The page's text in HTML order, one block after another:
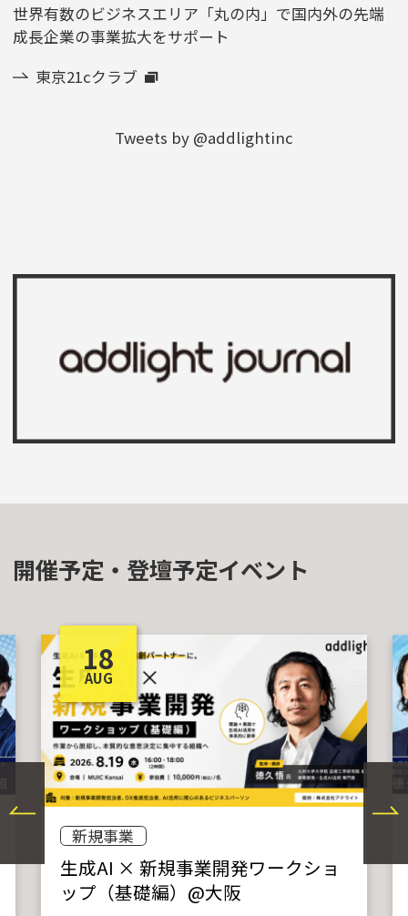
世界有数のビジネスエリア「丸の内」で国内外の先端
成長企業の事業拡大をサポート
東京21cクラブ
Tweets by @addlightinc
開催予定・登壇予定イベント
18
AUG
新規事業
生成AI × 新規事業開発ワークショ
ップ（基礎編）@大阪